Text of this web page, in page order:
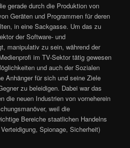
gerade durch die Produktion von
Geräten und Programmen für deren
in eine Sackgasse. Um das zu
der Software- und
manipulativ zu sein, während der
im TV-Sektor tätig gewesen
und auch der Sozialen
Anhänger für sich und seine Ziele
zu beleidigen. Dabei war das
die neuen Industrien von vorneherein
weil die
Bereiche staatlichen Handelns
Spionage, Sicherheit)